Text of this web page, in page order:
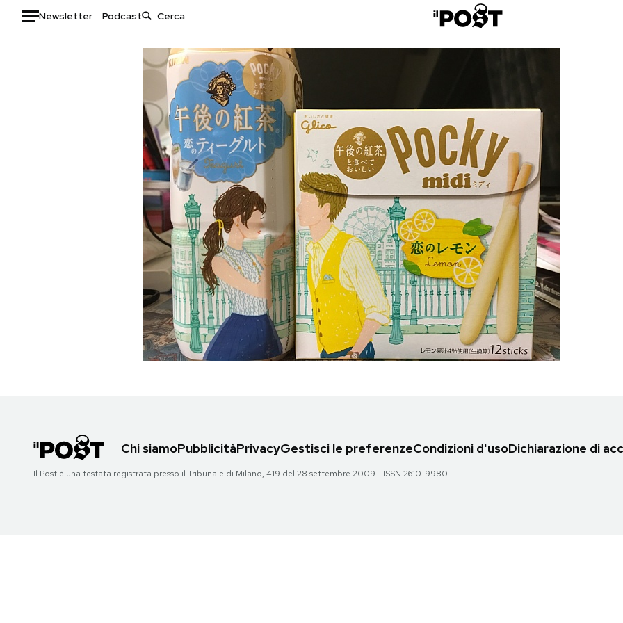
Newsletter Podcast
Auto
Moda
Libri
Consumismi
Storie/Idee
Ok Boomer!
Media
Europa
Altrecose
Mondiali calcio 2026
SHOP
Chi siamoPubblicitàPrivacyGestisci le preferenzeCondizioni d'usoDichiarazione di
Il Post è una testata registrata presso il Tribunale di Milano, 419 del 28 settembre 2009 - ISSN 2610-9980